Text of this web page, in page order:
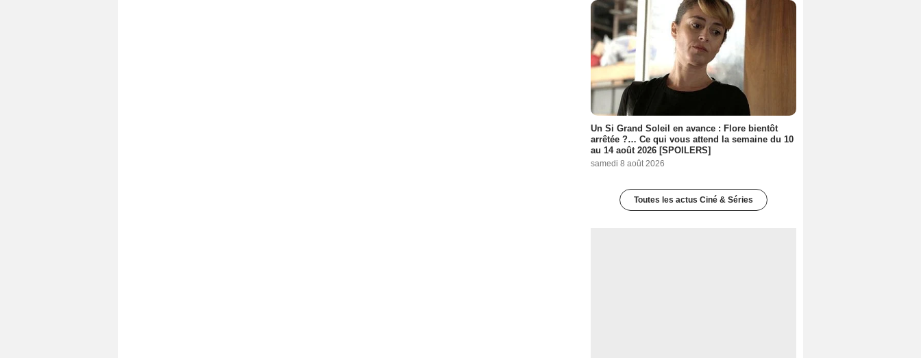
Un Si Grand Soleil en avance : Flore bientôt
arrêtée ?… Ce qui vous attend la semaine du 10
au 14 août 2026 [SPOILERS]
samedi 8 août 2026
Toutes les actus Ciné & Séries